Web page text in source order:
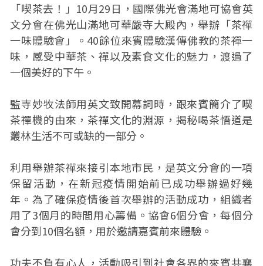
「喫茶去！」10月29日，國際佛光會滿地可協會英
文分會在佛光山滿地可華嚴寺大殿內，舉辦「茶禪
一味體驗會」。40餘位來賓體驗漢傳佛教的茶禪一
味，感受中華茶、禪以及素食文化的魅力，渡過了
一個美好的下午。
監寺妙牧法師用英文致開幕詞時，跟來賓簡介了喫
茶禪機的由來，茶禪文化的淵源，揭秘喝茶悟道是
叢林生活不可或缺的一部分。
利用舉辦茶禪來接引本地市民，是英文分會的一項
保留活動，在新冠疫情開始前已成功舉辦過好幾
年。為了確保疫情後首次舉辦的活動成功，組織者
用了3個月的時間用心籌備。協會6個分會，每個分
會分到10個名額，用於邀請嘉賓前來體驗。
功夫不負有心人，活動吸引到社會各界的來賓共襄